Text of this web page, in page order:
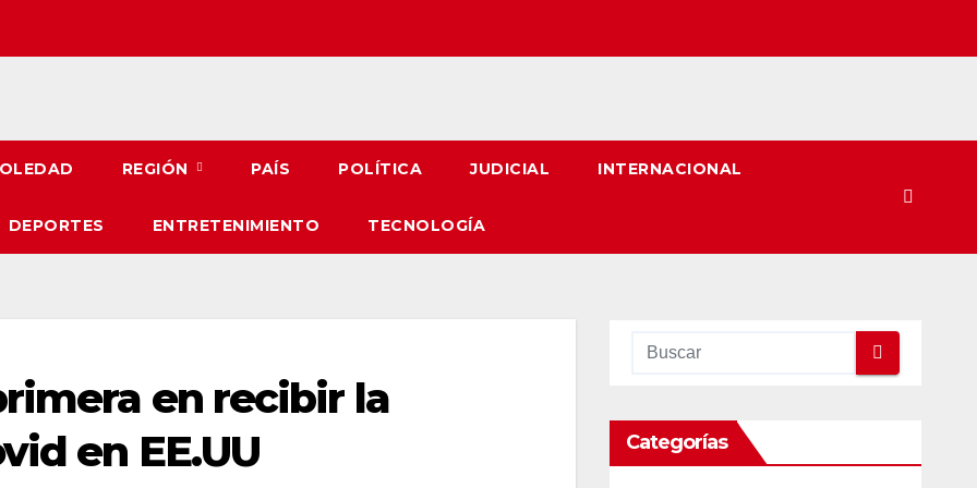
REGIÓN PAÍS POLÍTICA JUDICIAL INTERNACIONAL
DEPORTES ENTRETENIMIENTO TECNOLOGÍA
en recibir la
en EE.UU
Categorías